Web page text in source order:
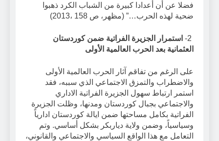
فضلا عن أن أعدادا كبيرة من الشباب الكرد ذهبوا
ضحية لهذه الحرب…” (مظهر، ص 158 ،2013)
استمرار الجزيرة الفراتية ضمن كوردستان
العثمانية بعد الحرب العالمية الأولى
على الرغم من تفاقم آثار الحرب العالمية الأولى
والاضطراب والتمزق الاجتماعي الذي سببه، فقد
استمر ارتباط سهول الجزيرة الفراتية الاداري
والاجتماعي بجبال كوردستان ومدنها، وظلت الجزيرة
الفراتية بكامل مساحتها ضمن ايالة كوردستان ادارياً
وسياسياً، وضمن ولاية دياربكر بشكل أساسي. وتم
التعامل مع هذا الواقع السياسي والاجتماعي والقانوني،